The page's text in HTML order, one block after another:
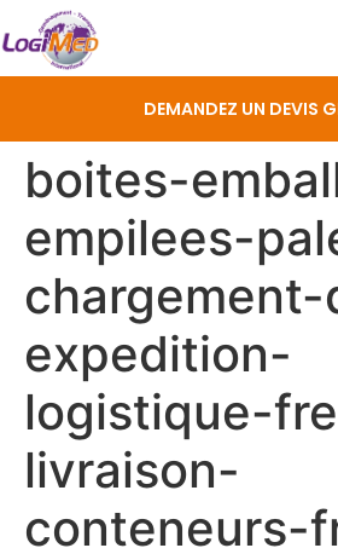
DEMANDEZ UN DEVIS
boites-
empilees-
chargement-
expedition-
logistique-
livraison-
conteneurs-